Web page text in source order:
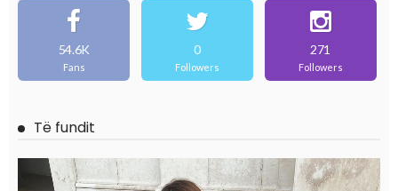
54.6K
Fans
0
Followers
271
Followers
Të fundit